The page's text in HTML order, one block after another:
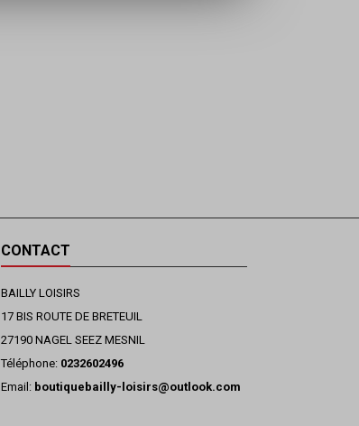
CONTACT
BAILLY LOISIRS
17 BIS ROUTE DE BRETEUIL
27190 NAGEL SEEZ MESNIL
Téléphone: 0232602496
Email: boutiquebailly-loisirs@outlook.com